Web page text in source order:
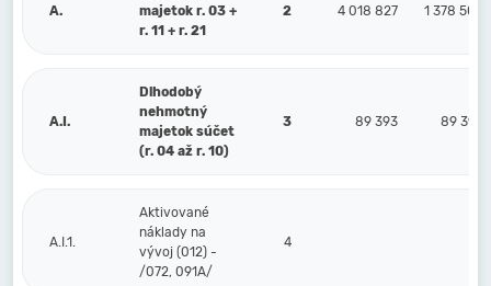
A.
majetok r. 03 +
r. 11 + r. 21
2 4 018 827 1 378 509
A.I.
Dlhodobý
nehmotný
majetok súčet
(r. 04 až r. 10)
3 89 393 89 393
A.I.1.
Aktivované
náklady na
vývoj (012) -
/072, 091A/
4